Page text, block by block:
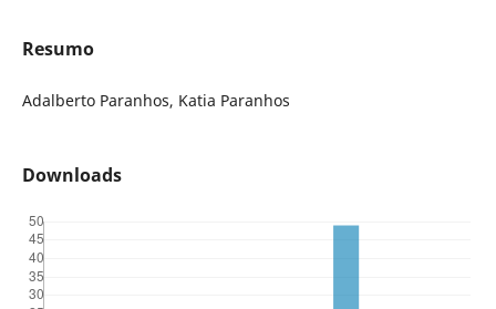
Resumo
Adalberto Paranhos, Katia Paranhos
Downloads